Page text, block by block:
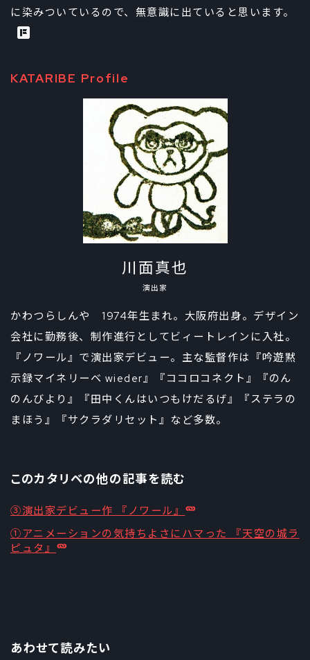
に染みついているので、無意識に出ていると思います。
KATARIBE Profile
川面真也
演出家
かわつらしんや 1974年生まれ。大阪府出身。デザイン
会社に勤務後、制作進行としてビィートレインに入社。
『ノワール』で演出家デビュー。主な監督作は『吟遊黙
示録マイネリーベ wieder』『ココロコネクト』『のん
のんびより』『田中くんはいつもけだるげ』『ステラの
まほう』『サクラダリセット』など多数。
このカタリベの他の記事を読む
③演出家デビュー作 『ノワール』
①アニメーションの気持ちよさにハマった 『天空の城ラ
ピュタ』
あわせて読みたい